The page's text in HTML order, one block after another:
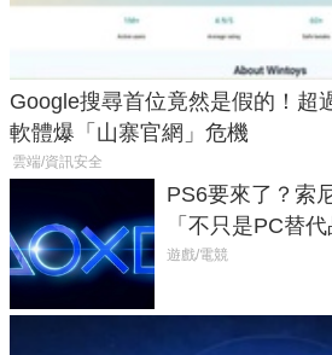
Google搜尋首位竟然是假的！超
軟體爆「山寨官網」危機
雲端/資訊安全
PS6要來了？索
「不只是PC替
廳、進軍電競桌面
遊戲/電競